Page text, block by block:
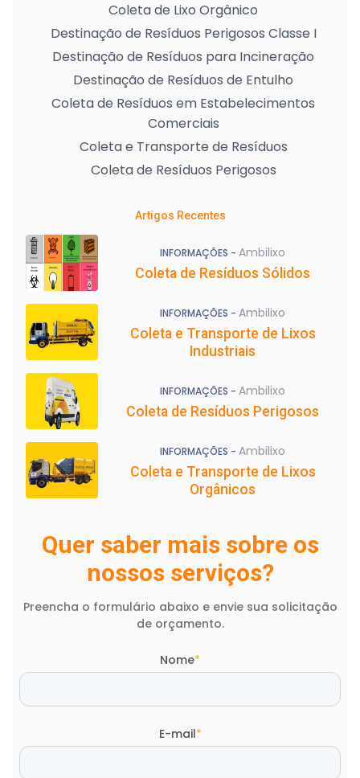
Coleta de Lixo Orgânico
Destinação de Resíduos Perigosos Classe I
Destinação de Resíduos para Incineração
Destinação de Resíduos de Entulho
Coleta de Resíduos em Estabelecimentos
Comerciais
Coleta e Transporte de Resíduos
Coleta de Resíduos Perigosos
Artigos Recentes
INFORMAÇÕES - Ambilixo
Coleta de Resíduos Sólidos
INFORMAÇÕES - Ambilixo
Coleta e Transporte de Lixos
Industriais
INFORMAÇÕES - Ambilixo
Coleta de Resíduos Perigosos
INFORMAÇÕES - Ambilixo
Coleta e Transporte de Lixos
Orgânicos
Quer saber mais sobre os
nossos serviços?
Preencha o formulário abaixo e envie sua solicitação
de orçamento.
Nome*
E-mail*